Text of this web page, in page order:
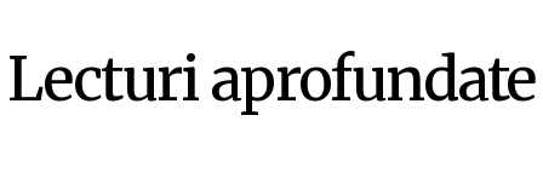
Lecturi aprofundate